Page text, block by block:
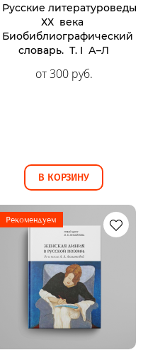
Русские литературоведы
ХХ века
Биобиблиографический
словарь. Т. I А–Л
от 300 руб.
В КОРЗИНУ
Рекомендуем